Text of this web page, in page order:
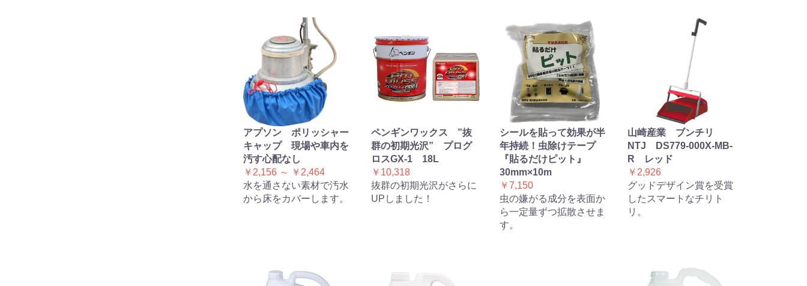
アプソン ポリッシャー
キャップ 現場や車内を
汚す心配なし
￥2,156 ～ ￥2,464
水を通さない素材で汚水
から床をカバーします。
ペンギンワックス ”抜
群の初期光沢” プログ
ロスGX-1 18L
￥10,318
抜群の初期光沢がさらに
UPしました！
シールを貼って効果が半
年持続！虫除けテープ
『貼るだけピット』
30mm×10m
￥7,150
虫の嫌がる成分を表面か
ら一定量ずつ拡散させま
す。
山崎産業 ブンチリ
NTJ DS779-000X-MB-
R レッド
￥2,926
グッドデザイン賞を受賞
したスマートなチリト
リ。